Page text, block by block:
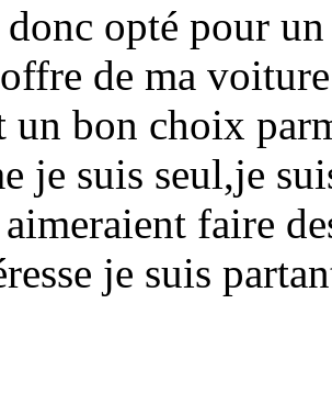
opté pour
de ma
bon choix
je suis seul,je
faire
je suis